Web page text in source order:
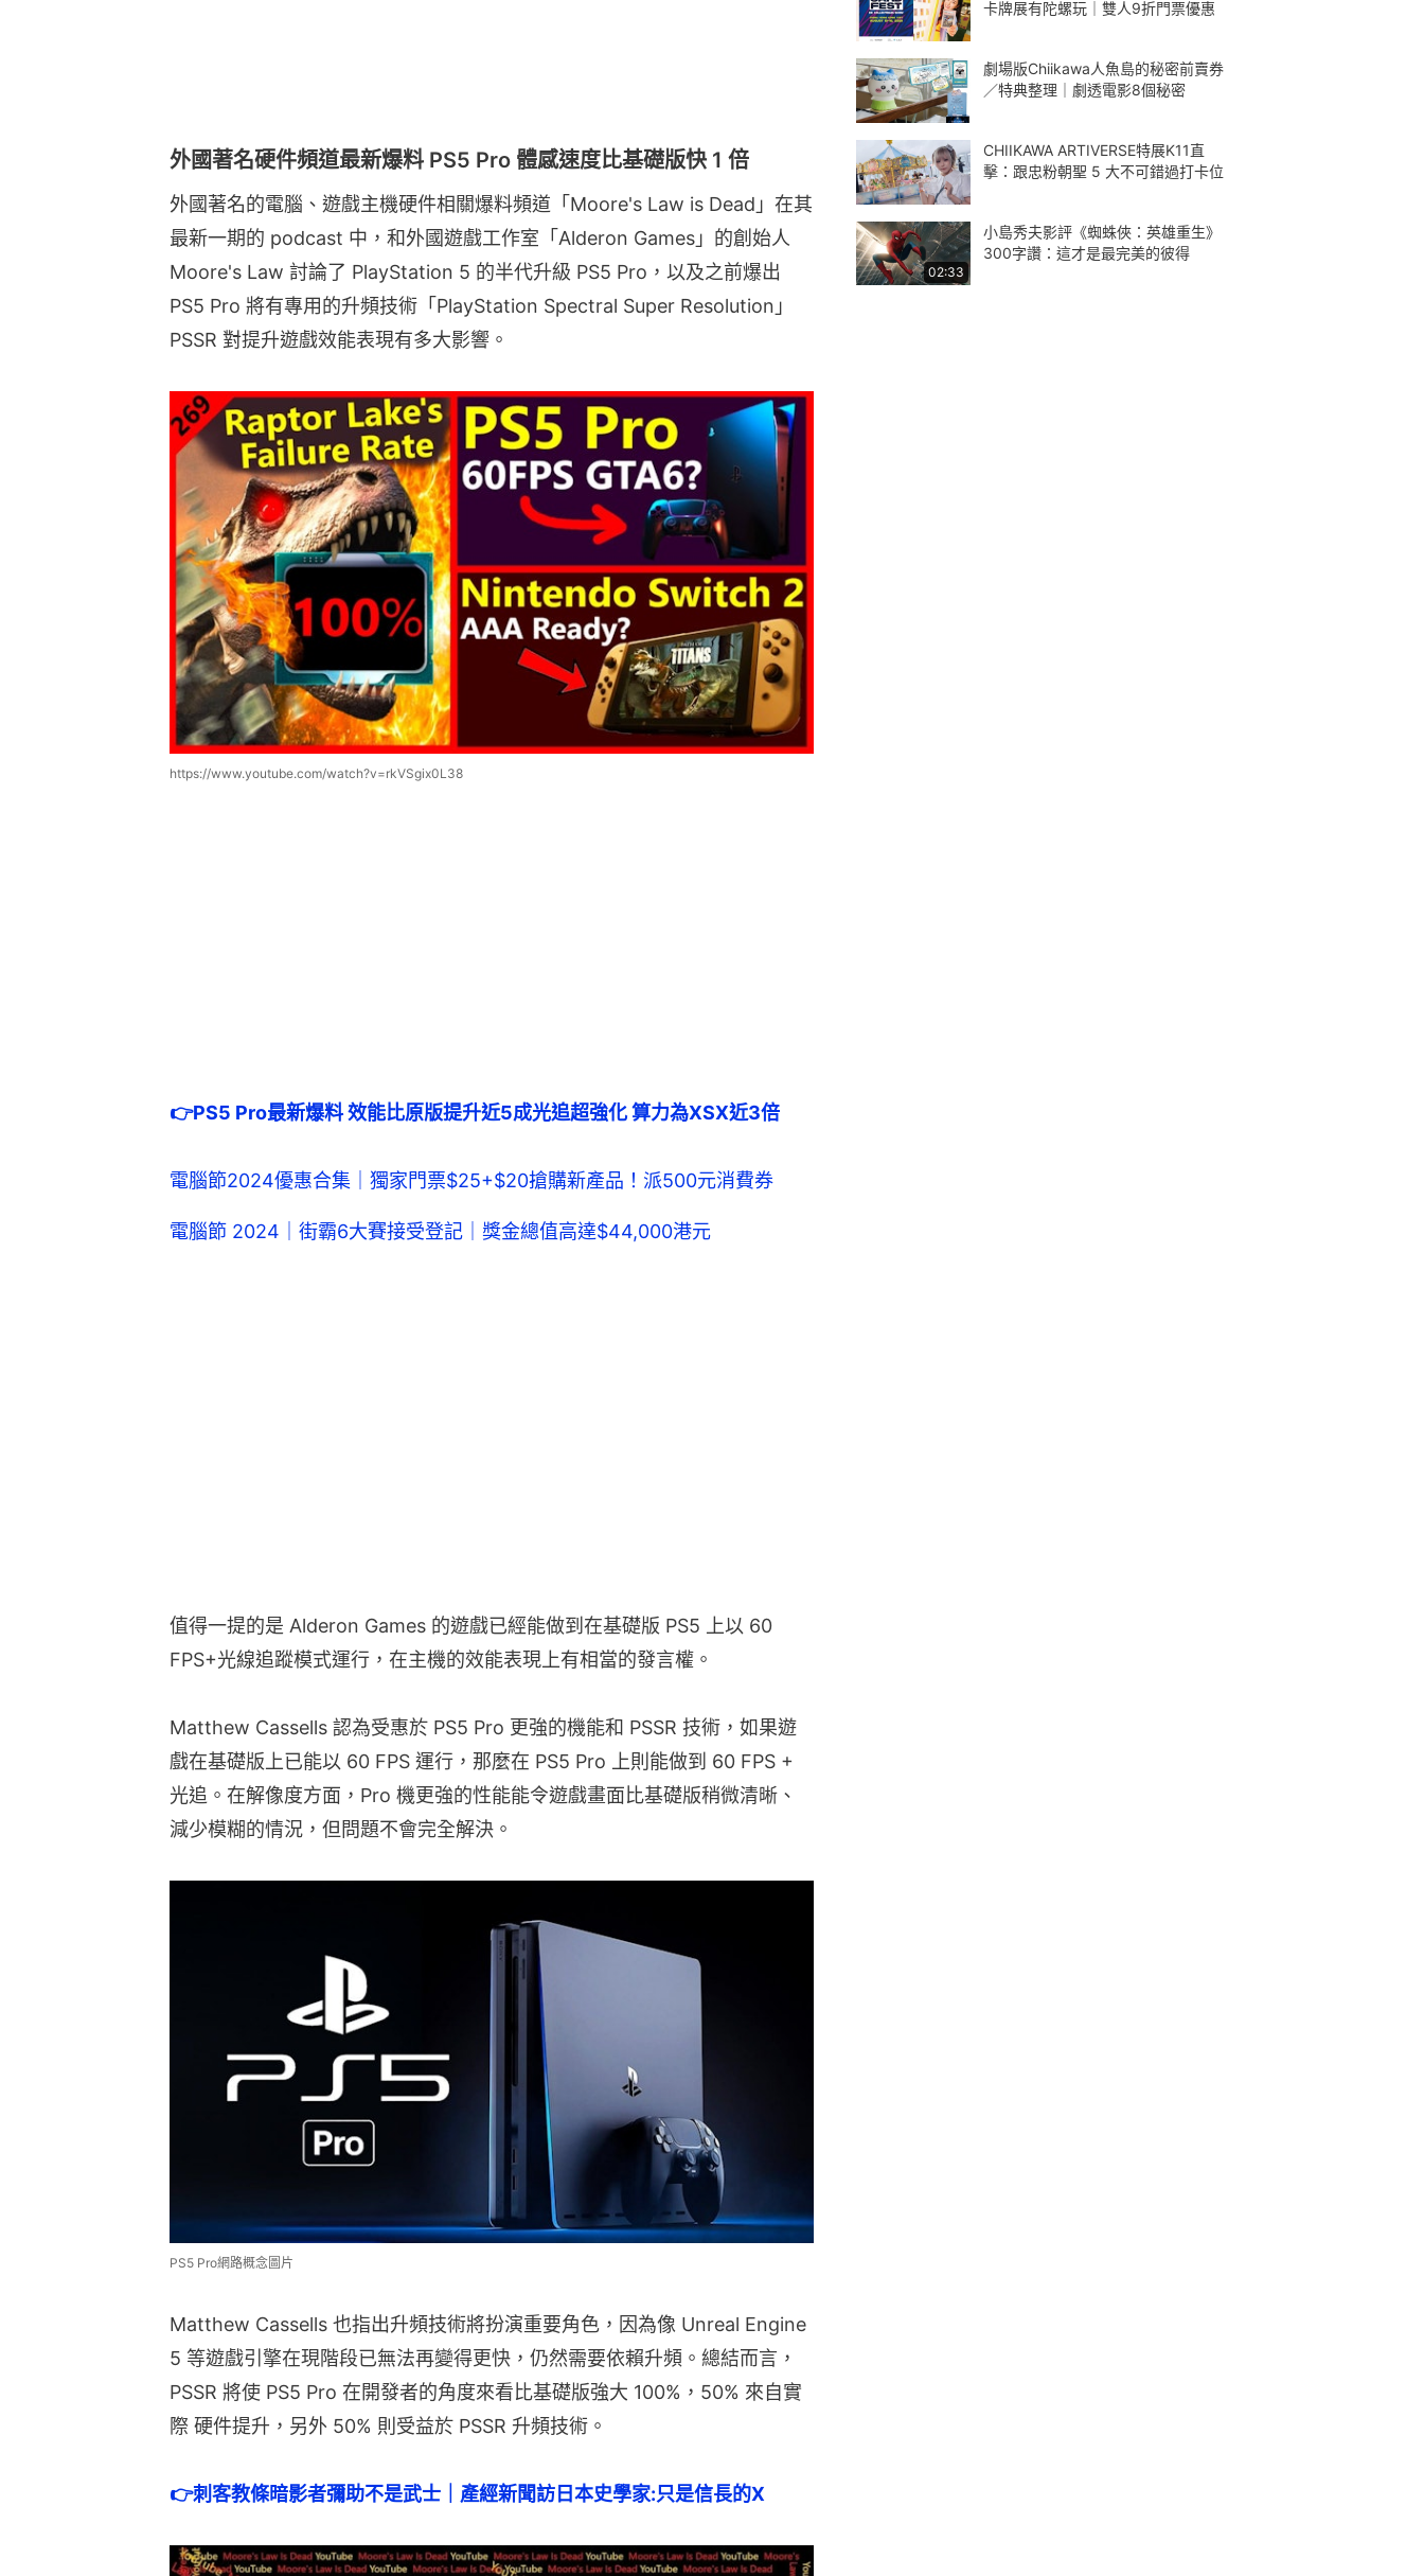
外國著名硬件頻道最新爆料 PS5 Pro 體感速度比基礎版快 1 倍
外國著名的電腦、遊戲主機硬件相關爆料頻道「Moore's Law is Dead」在其
最新一期的 podcast 中，和外國遊戲工作室「Alderon Games」的創始人
Moore's Law 討論了 PlayStation 5 的半代升級 PS5 Pro，以及之前爆出
PS5 Pro 將有專用的升頻技術「PlayStation Spectral Super Resolution」
PSSR 對提升遊戲效能表現有多大影響。
https://www.youtube.com/watch?v=rkVSgix0L38
👉PS5 Pro最新爆料 效能比原版提升近5成光追超強化 算力為XSX近3倍
電腦節2024優惠合集｜獨家門票$25+$20搶購新產品！派500元消費券
電腦節 2024｜街霸6大賽接受登記｜獎金總值高達$44,000港元
值得一提的是 Alderon Games 的遊戲已經能做到在基礎版 PS5 上以 60
FPS+光線追蹤模式運行，在主機的效能表現上有相當的發言權。
Matthew Cassells 認為受惠於 PS5 Pro 更強的機能和 PSSR 技術，如果遊
戲在基礎版上已能以 60 FPS 運行，那麼在 PS5 Pro 上則能做到 60 FPS +
光追。在解像度方面，Pro 機更強的性能能令遊戲畫面比基礎版稍微清晰、
減少模糊的情況，但問題不會完全解決。
PS5 Pro網路概念圖片
Matthew Cassells 也指出升頻技術將扮演重要角色，因為像 Unreal Engine
5 等遊戲引擎在現階段已無法再變得更快，仍然需要依賴升頻。總結而言，
PSSR 將使 PS5 Pro 在開發者的角度來看比基礎版強大 100%，50% 來自實
際 硬件提升，另外 50% 則受益於 PSSR 升頻技術。
👉刺客教條暗影者彌助不是武士｜產經新聞訪日本史學家:只是信長的X
卡牌展有陀螺玩｜雙人9折門票優惠
劇場版Chiikawa人魚島的秘密前賣券
／特典整理｜劇透電影8個秘密
CHIIKAWA ARTIVERSE特展K11直
擊：跟忠粉朝聖 5 大不可錯過打卡位
02:33
小島秀夫影評《蜘蛛俠：英雄重生》
300字讚：這才是最完美的彼得